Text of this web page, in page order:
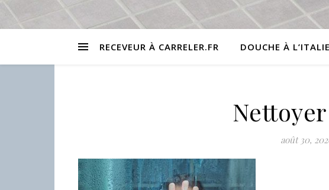
RECEVEUR À CARRELER.FR DOUCHE À
août 30,